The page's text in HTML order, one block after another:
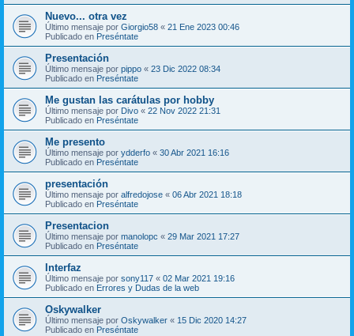
Nuevo... otra vez
Último mensaje por Giorgio58 « 21 Ene 2023 00:46
Publicado en Preséntate
Presentación
Último mensaje por pippo « 23 Dic 2022 08:34
Publicado en Preséntate
Me gustan las carátulas por hobby
Último mensaje por Divo « 22 Nov 2022 21:31
Publicado en Preséntate
Me presento
Último mensaje por ydderfo « 30 Abr 2021 16:16
Publicado en Preséntate
presentación
Último mensaje por alfredojose « 06 Abr 2021 18:18
Publicado en Preséntate
Presentacion
Último mensaje por manolopc « 29 Mar 2021 17:27
Publicado en Preséntate
Interfaz
Último mensaje por sony117 « 02 Mar 2021 19:16
Publicado en Errores y Dudas de la web
Oskywalker
Último mensaje por Oskywalker « 15 Dic 2020 14:27
Publicado en Preséntate